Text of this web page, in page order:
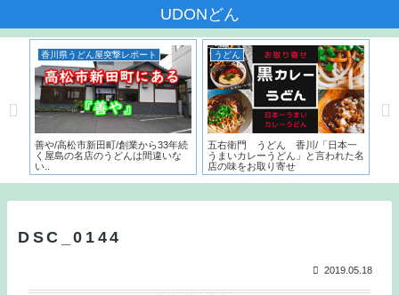
UDONどん
香川県うどん屋突撃レポート
善や/高松市新田町/創業から33年続
く屋島の名店のうどんは間違いな
い..
うどん
五右衛門 うどん 香川/「日本一
うまいカレーうどん」と言われた名
店の味をお取り寄せ
DSC_0144
2019.05.18